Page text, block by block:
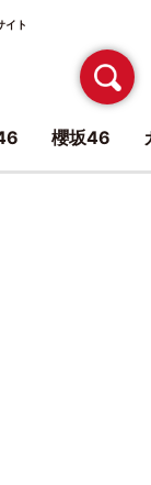
イト
櫻坂46